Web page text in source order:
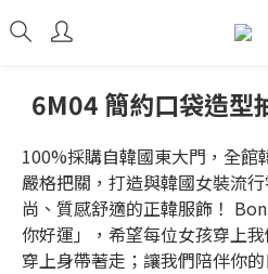
6M04 簡約口袋造型
100%採購自韓國東大門，全館
嚴格把關，打造與韓國女裝流
尚、質感舒適的正韓服飾！
你好運」，希望每位女孩穿上
穿上身帶著走；讓我們陪伴你的